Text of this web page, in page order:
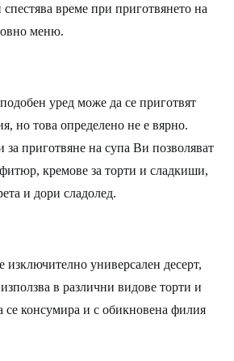
време при приготвянето на
меню.
уред може да се приготвят
но това определено не е вярно.
приготвяне на супа Ви позволяват
кремове за торти и сладкиши,
и дори сладолед.
изключително универсален десерт,
в различни видове торти и
консумира и с обикновена филия